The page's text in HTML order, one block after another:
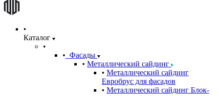
Каталог
Фасады
Металлический сайдинг
Металлический сайдинг
Евробрус для фасадов
Металлический сайдинг Блок-